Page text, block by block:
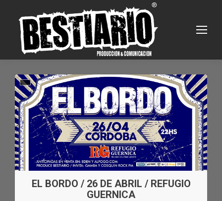
EL BORDO / 26 DE ABRIL / REFUGIO
GUERNICA